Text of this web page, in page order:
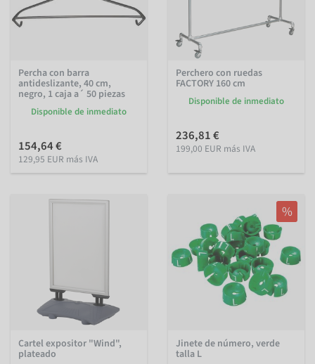
Percha con barra
antideslizante, 40 cm,
negro, 1 caja a´ 50 piezas
Disponible de inmediato
154,64 €
129,95 EUR más IVA
Perchero con ruedas
FACTORY 160 cm
Disponible de inmediato
236,81 €
199,00 EUR más IVA
Cartel expositor "Wind",
plateado
%
Jinete de número, verde
talla L